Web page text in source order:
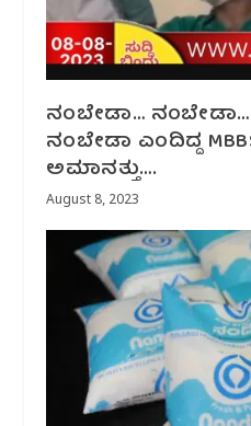
ನಂಬೇಡಾ…
ನಂಬೇಡಾ ಎಂದಿದ್ದ
ಅಮಾನತ್ತು….
August 8, 2023